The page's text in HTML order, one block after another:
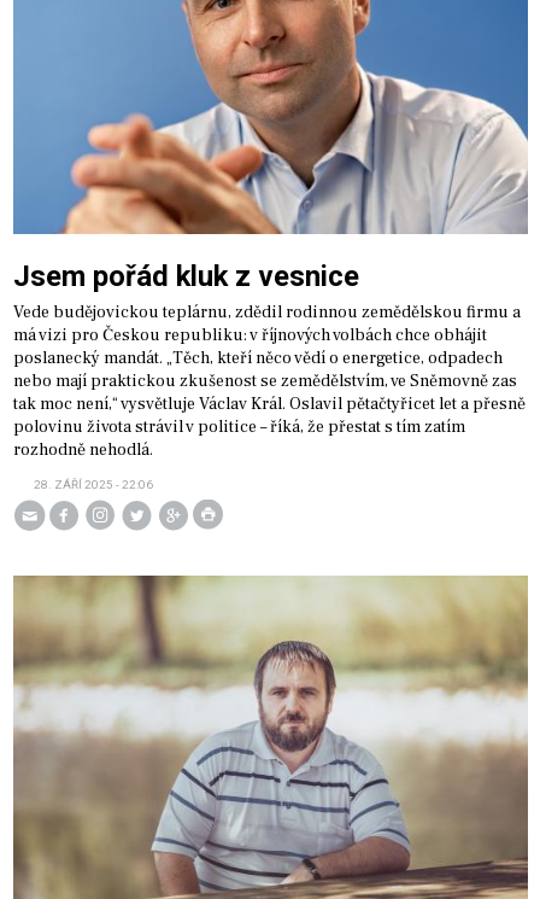
Jsem pořád kluk z vesnice
Vede budějovickou teplárnu, zdědil rodinnou zemědělskou firmu a
má vizi pro Českou republiku: v říjnových volbách chce obhájit
poslanecký mandát. „Těch, kteří něco vědí o energetice, odpadech
nebo mají praktickou zkušenost se zemědělstvím, ve Sněmovně zas
tak moc není,“ vysvětluje Václav Král. Oslavil pětačtyřicet let a přesně
polovinu života strávil v politice – říká, že přestat s tím zatím
rozhodně nehodlá.
28. ZÁŘÍ 2025 - 22:06